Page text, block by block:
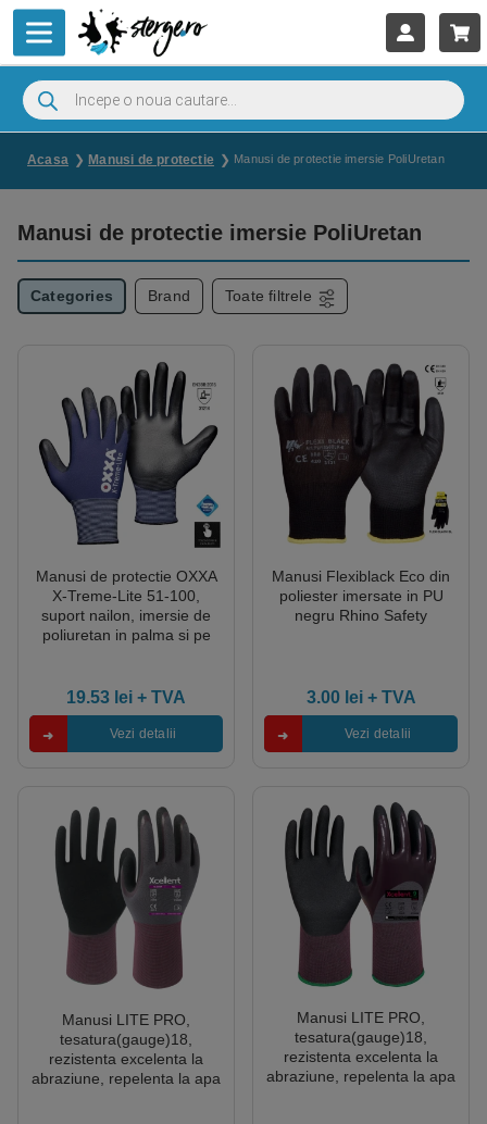
Acasa Manusi de protectie Manusi de protectie imersie PoliUretan
Manusi de protectie imersie PoliUretan
Categories Brand Toate filtrele
Manusi de protectie OXXA
X-Treme-Lite 51-100,
suport nailon, imersie de
poliuretan in palma si pe
19.53 lei + TVA
Vezi detalii
Manusi Flexiblack Eco din
poliester imersate in PU
negru Rhino Safety
3.00 lei+ TVA
Vezi detalii
Manusi LITE PRO,
tesatura(gauge)18,
rezistenta excelenta la
abraziune, repelenta la apa
Manusi LITE PRO,
tesatura(gauge)18,
rezistenta excelenta la
abraziune, repelenta la apa